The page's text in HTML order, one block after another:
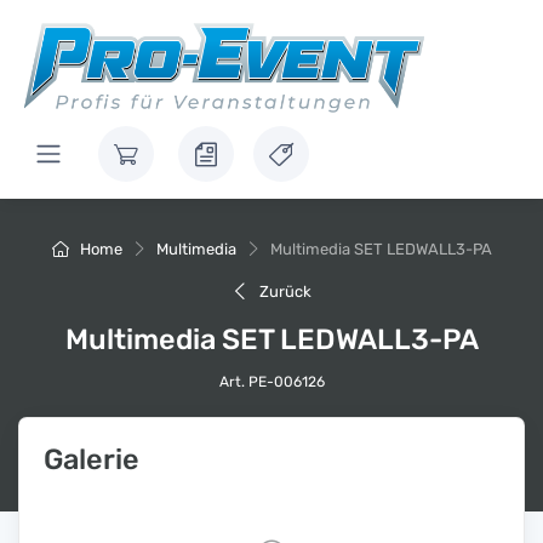
Home Multimedia Multimedia SET LEDWALL3-PA
Zurück
Multimedia SET LEDWALL3-PA
Art. PE-006126
Galerie